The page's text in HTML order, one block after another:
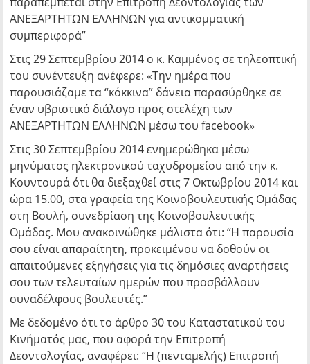
ΑΝΕΞΑΡΤΗΤΩΝ ΕΛΛΗΝΩΝ για αντικομματική
συμπεριφορά”
Στις 29 Σεπτεμβρίου 2014 ο κ. Καμμένος σε τηλεοπτική
του συνέντευξη ανέφερε: «Την ημέρα που
παρουσιάζαμε τα “κόκκινα” δάνεια παρασύρθηκε σε
έναν υβριστικό διάλογο προς στελέχη των
ΑΝΕΞΑΡΤΗΤΩΝ ΕΛΛΗΝΩΝ μέσω του facebook»
Στις 30 Σεπτεμβρίου 2014 ενημερώθηκα μέσω
μηνύματος ηλεκτρονικού ταχυδρομείου από την κ.
Κουντουρά ότι θα διεξαχθεί στις 7 Οκτωβρίου 2014 και
ώρα 15.00, στα γραφεία της Κοινοβουλευτικής Ομάδας
στη Βουλή, συνεδρίαση της Κοινοβουλευτικής
Ομάδας. Μου ανακοινώθηκε μάλιστα ότι: “Η παρουσία
σου είναι απαραίτητη, προκειμένου να δοθούν οι
απαιτούμενες εξηγήσεις για τις δημόσιες αναρτήσεις
σου των τελευταίων ημερών που προσβάλλουν
συναδέλφους βουλευτές.”
Με δεδομένο ότι το άρθρο 30 του Καταστατικού του
Κινήματός μας, που αφορά την Επιτροπή
Δεοντολογίας, αναφέρει: “Η (πενταμελής) Επιτροπή